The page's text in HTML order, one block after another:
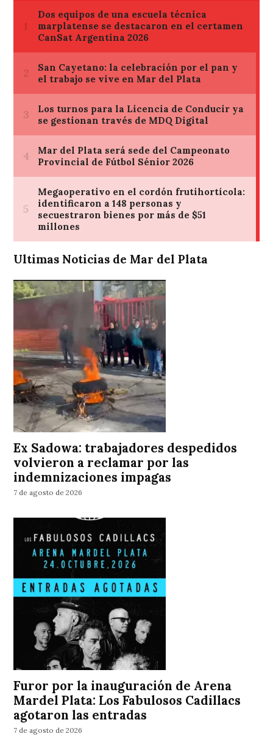
Ultimas Noticias de Mar del Plata
Ex Sadowa: trabajadores despedidos
volvieron a reclamar por las
indemnizaciones impagas
7 de agosto de 2026
Furor por la inauguración de Arena
Mardel Plata: Los Fabulosos Cadillacs
agotaron las entradas
7 de agosto de 2026